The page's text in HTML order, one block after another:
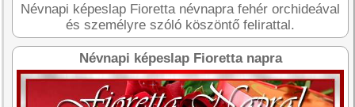
Névnapi képeslap Fioretta névnapra fehér orchideával
és személyre szóló köszöntő felirattal.
Névnapi képeslap Fioretta napra